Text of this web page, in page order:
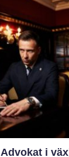
används som
lister, s...
Advokat i växjö